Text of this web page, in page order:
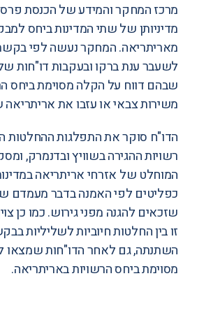
מרכז המחקר והמידע של הכנסת
מדיניותן של שתי המדינות ביחס
מאריתריאה. המחקר נעשה לפי
לשעבר ענת ברקו ובעקבות דו"חות
שבהם דווח על הקלה מסוימת ביחס
משירות צבאי או עזבו את אריתריאה
הדו"ח סוקר את התפלגות ההחלטות
רשויות ההגירה בשוויץ ובדנמרק,
המוחלט של אזרחי אריתריאה
כפליטים לפי האמנה בדבר מעמדם
שזכאים להגנה מפני גירוש. כמו כן
זו בין החלטות חיוביות לשליליות
השתנתה, גם לאחר הדו"חות שמצאו
מסוימת ביחס הרשויות באריתריאה.